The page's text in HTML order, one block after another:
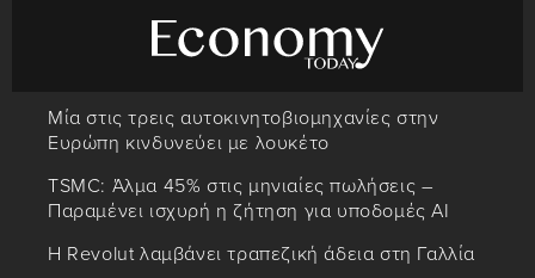
Μία στις τρεις αυτοκινητοβιομηχανίες στην
Ευρώπη κινδυνεύει με λουκέτο
TSMC: Άλμα 45% στις μηνιαίες πωλήσεις –
Παραμένει ισχυρή η ζήτηση για υποδομές AI
Η Revolut λαμβάνει τραπεζική άδεια στη Γαλλία